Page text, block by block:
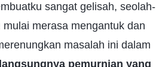
sangat gelisah, seolah-
merasa mengantuk dan
masalah ini dalam
pemurnian yang